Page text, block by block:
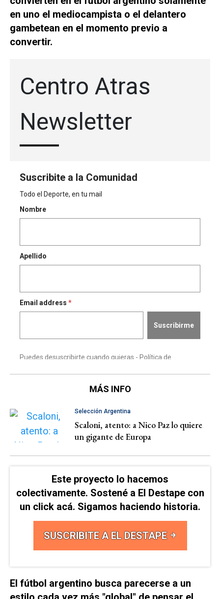
en uno el mediocampista o el delantero
gambetean en el momento previo a
convertir.
MÁS INFO
Selección Argentina
Scaloni, atento: a Nico Paz lo quiere
un gigante de Europa
Este proyecto lo hacemos
colectivamente. Sostené a El Destape con
un click acá. Sigamos haciendo historia.
SUSCRIBITE A EL DESTAPE
El fútbol argentino busca parecerse a un